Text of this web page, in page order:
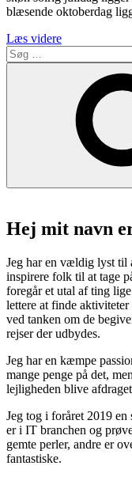
blæsende oktoberdag
Læs videre“Skønne
Hantwerk
Århus
Havnefront”
Søg
efter:
Hej mit navn
Jeg har en vældig lyst til
inspirere folk til at tage
foregår et utal af ting
lettere at finde
ved tanken om de
rejser der udbydes.
Jeg har en kæmpe
mange penge på det,
lejligheden blive
Jeg tog i foråret 2019
er i IT branchen og
gemte perler, andre er
fantastiske.